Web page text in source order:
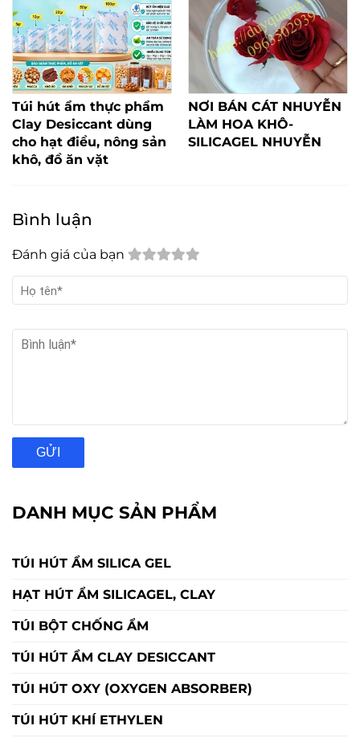
Túi hút ẩm thực phẩm
Clay Desiccant dùng
cho hạt điều, nông sản
khô, đồ ăn vặt
NƠI BÁN CÁT NHUYỄN
LÀM HOA KHÔ-
SILICAGEL NHUYỄN
Bình luận
Đánh giá của bạn
GỬI
DANH MỤC SẢN PHẨM
TÚI HÚT ẨM SILICA GEL
HẠT HÚT ẨM SILICAGEL, CLAY
TÚI BỘT CHỐNG ẨM
TÚI HÚT ẨM CLAY DESICCANT
TÚI HÚT OXY (OXYGEN ABSORBER)
TÚI HÚT KHÍ ETHYLEN